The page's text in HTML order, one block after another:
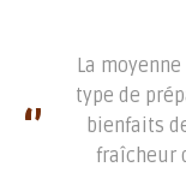
‘’
La
type de
bienfaits
fraîcheur